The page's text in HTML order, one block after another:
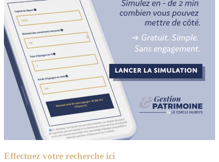
Effectuez votre recherche ici